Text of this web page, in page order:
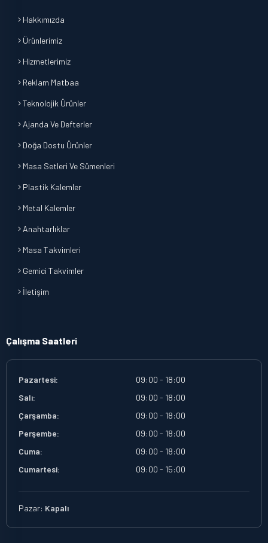
Hakkımızda
Ürünlerimiz
Hizmetlerimiz
Reklam Matbaa
Teknolojik Ürünler
Ajanda Ve Defterler
Doğa Dostu Ürünler
Masa Setleri Ve Sümenleri
Plastik Kalemler
Metal Kalemler
Anahtarlıklar
Masa Takvimleri
Gemici Takvimler
İletişim
Çalışma Saatleri
Pazartesi:
09:00 - 18:00
Salı:
09:00 - 18:00
Çarşamba:
09:00 - 18:00
Perşembe:
09:00 - 18:00
Cuma:
09:00 - 18:00
Cumartesi:
09:00 - 15:00
Pazar: Kapalı